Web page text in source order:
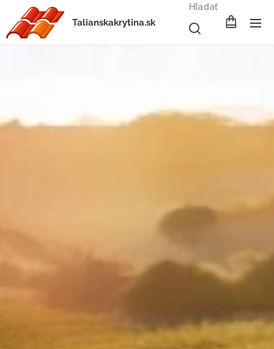
Talianskakrytina.sk
Hľadať